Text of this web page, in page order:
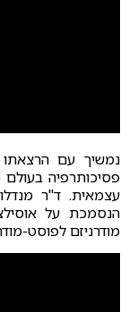
נמשיך עם
פסיכותרפיה בעולם
עצמאית. ד"ר
הנסמכת על
מודרניזם לפוסט-